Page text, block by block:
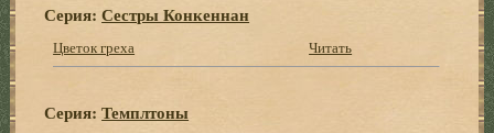
Серия:Сестры Конкеннан
Цветок греха Читать
Серия:Темплтоны